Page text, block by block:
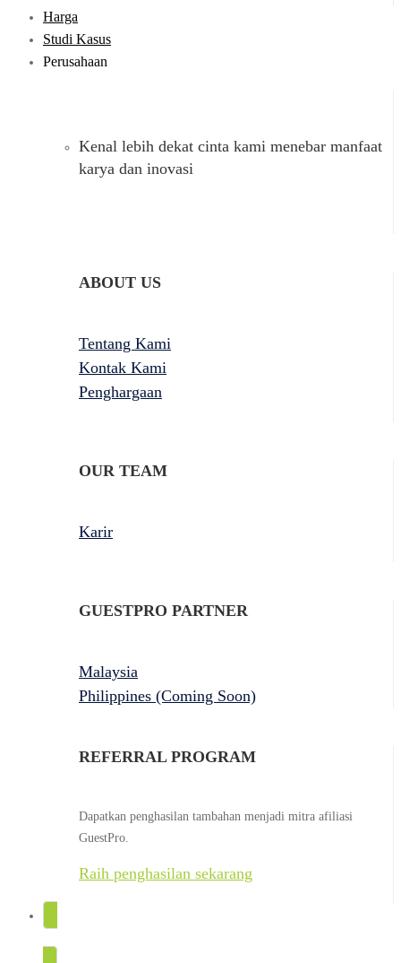
Harga
Studi Kasus
Perusahaan
Kenal lebih dekat cinta kami menebar manfaat
karya dan inovasi
ABOUT US
Tentang Kami
Kontak Kami
Penghargaan
OUR TEAM
Karir
GUESTPRO PARTNER
Malaysia
Philippines (Coming Soon)
REFERRAL PROGRAM
Dapatkan penghasilan tambahan menjadi mitra afiliasi
GuestPro.
Raih penghasilan sekarang